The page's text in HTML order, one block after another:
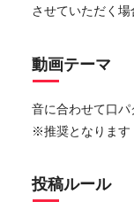
させていただく
動画テーマ
音に合わせて口パ
※推奨となります
投稿ルール